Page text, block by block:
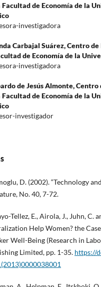
Facultad de Economía de la
investigadora
Carbajal Suárez,Centro de
de Economía de la
investigadora
de Jesús Almonte,Centro
Facultad de Economía de la
investigador
D. (2002). “Technology
No. 40, 7-72.
Tellez, E., Airola, J., Juhn, C.
Help Women? the
Well-Being (Research in
Limited, pp. 1-35. https://